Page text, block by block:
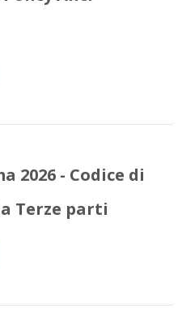
2026 - Codice di
Terze parti